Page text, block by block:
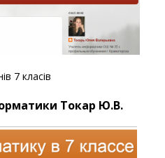
7 класів
Токар Ю.В.